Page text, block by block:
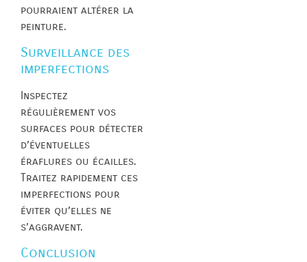
pourraient altérer la
peinture.
Surveillance des
imperfections
Inspectez
régulièrement vos
surfaces pour détecter
d’éventuelles
éraflures ou écailles.
Traitez rapidement ces
imperfections pour
éviter qu’elles ne
s’aggravent.
Conclusion